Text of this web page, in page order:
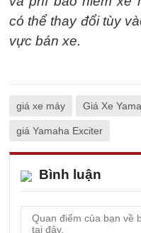
có thể thay đổi tùy
vực bán xe.
giá xe máy Giá Xe
giá Yamaha Exciter
Bình luận